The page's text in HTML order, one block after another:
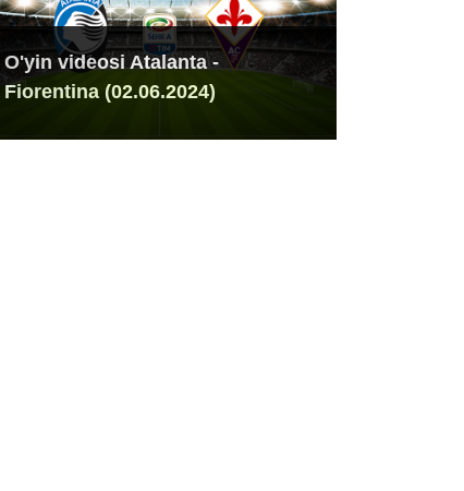
O'yin videosi Atalanta -
Fiorentina (02.06.2024)